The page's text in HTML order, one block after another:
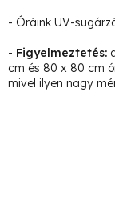
- Óráink UV-
- Figyelmeztetés:
cm és 80 x 80 cm
mivel ilyen nagy